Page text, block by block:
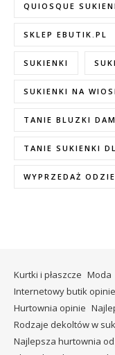
QUIOSQUE
SKLEP EBUTIK.PL
SUKIENKI
SUKIENKI NA
TANIE BLUZKI
TANIE SUKIENKI
WYPRZEDAŻ
Kurtki i płaszcze Moda
Internetowy butik opinie
Hurtownia opinie
Rodzaje dekoltów w
Najlepsza hurtownia